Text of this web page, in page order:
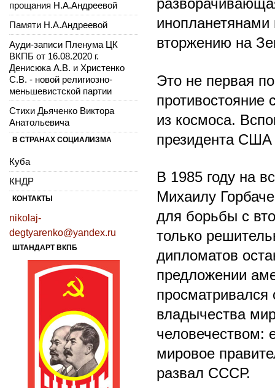
инопланетянами
вторжению на
Это не первая
противостояние
из космоса.
президента США
В 1985 году на
Михаилу
для борьбы с
только
дипломатов
предложении
просматривался
владычества
человечеством:
мировое
развал СССР.
прощания Н.А.Андреевой
Памяти Н.А.Андреевой
Ауди-записи Пленума ЦК
ВКПБ от 16.08.2020 г.
Денисюка А.В. и Христенко
С.В. - новой религиозно-
меньшевистской партии
Стихи Дьяченко Виктора
Анатольевича
В СТРАНАХ СОЦИАЛИЗМА
Куба
КНДР
КОНТАКТЫ
nikolaj-
degtyarenko@yandex.ru
ШТАНДАРТ ВКПБ